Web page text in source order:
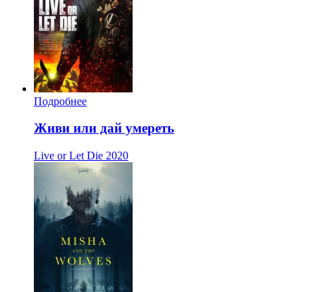
Подробнее
Живи или дай умереть
Live or Let Die 2020